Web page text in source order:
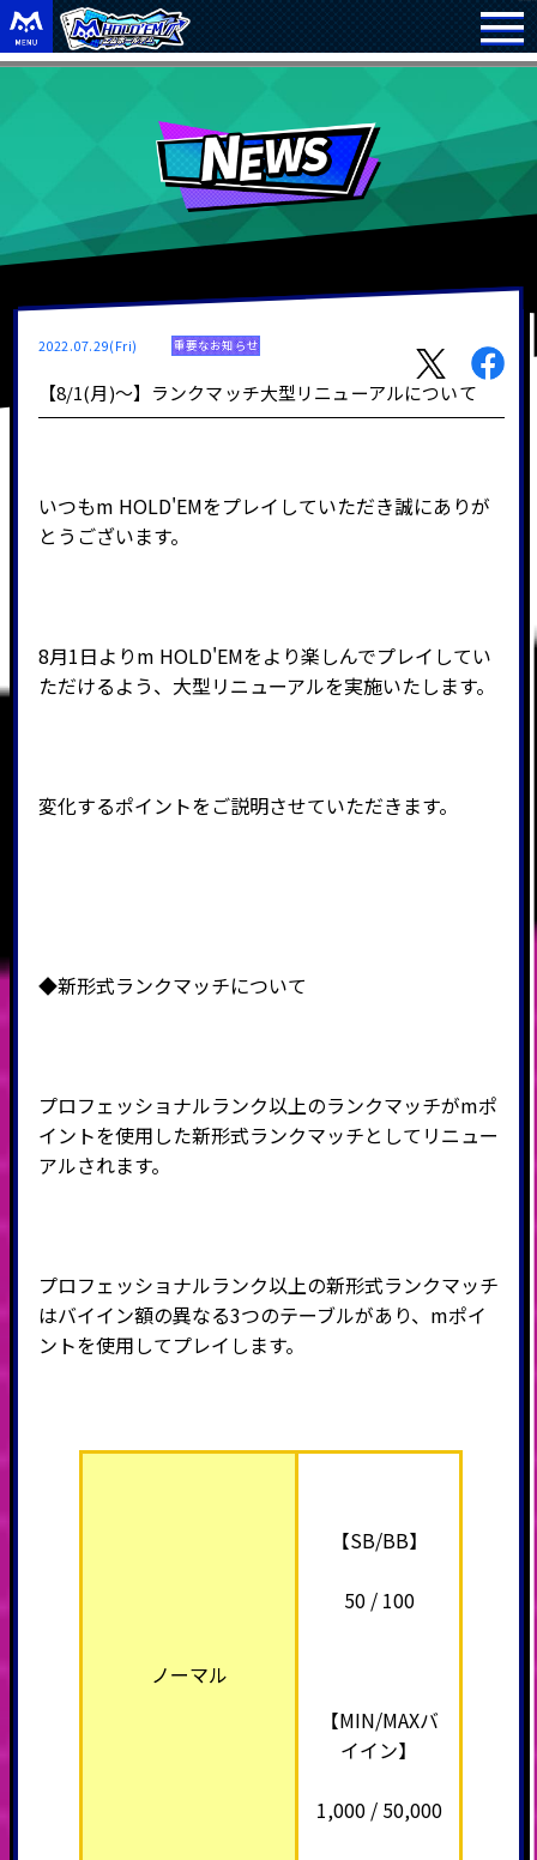
2022.07.29(Fri) 重要なお知らせ
【8/1(月)～】ランクマッチ大型リニューアルについて
いつもm HOLD'EMをプレイしていただき誠にありが
とうございます。
8月1日よりm HOLD'EMをより楽しんでプレイしてい
ただけるよう、大型リニューアルを実施いたします。
変化するポイントをご説明させていただきます。
◆新形式ランクマッチについて
プロフェッショナルランク以上のランクマッチがmポ
イントを使用した新形式ランクマッチとしてリニュー
アルされます。
プロフェッショナルランク以上の新形式ランクマッチ
はバイイン額の異なる3つのテーブルがあり、mポイ
ントを使用してプレイします。
ノーマル
【SB/BB】
50 / 100
【MIN/MAXバ
イイン】
1,000 / 50,000